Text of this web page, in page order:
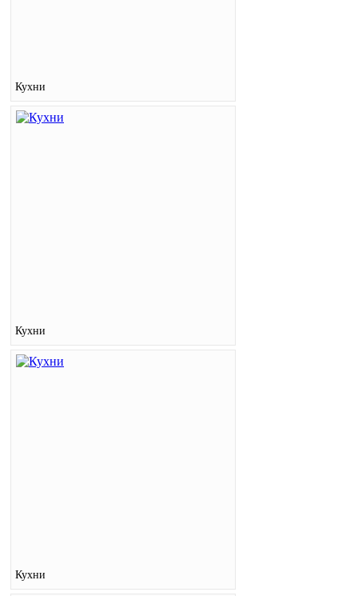
Кухни
Кухни
Кухни